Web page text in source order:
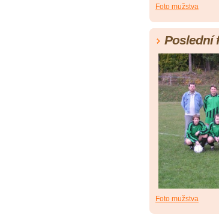
Foto mužstva
Poslední
Foto mužstva